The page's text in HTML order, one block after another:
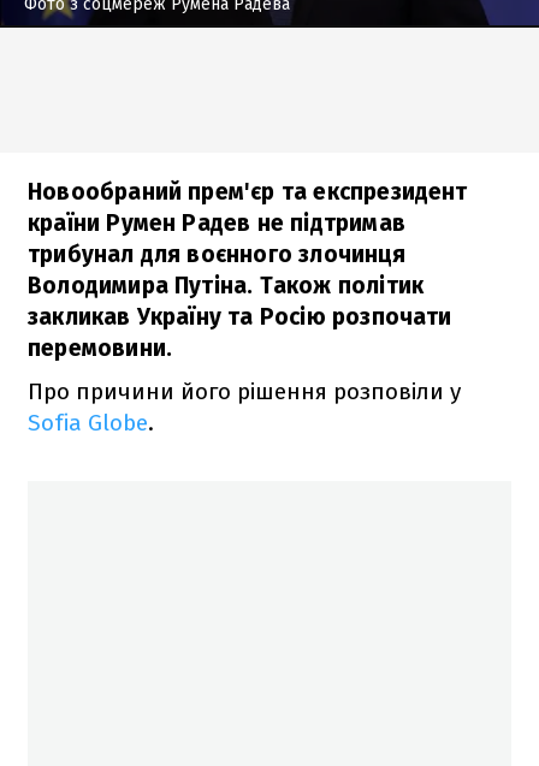
Новообраний прем'єр та експрезидент
країни Румен Радев не підтримав
трибунал для воєнного злочинця
Володимира Путіна. Також політик
закликав Україну та Росію розпочати
перемовини.
Про причини його рішення розповіли у
Sofia Globe.